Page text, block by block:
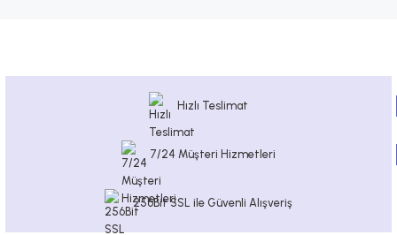
Hızlı Teslimat
7/24 Müşteri Hizmetleri
256Bit SSL ile Güvenli Alışveriş